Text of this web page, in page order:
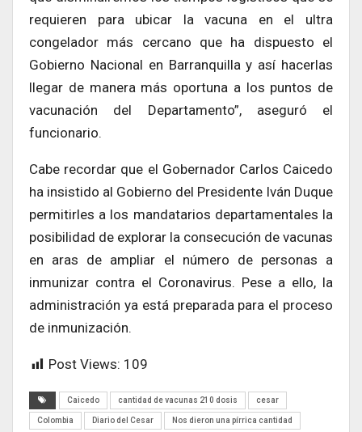
requieren para ubicar la vacuna en el ultra
congelador más cercano que ha dispuesto el
Gobierno Nacional en Barranquilla y así hacerlas
llegar de manera más oportuna a los puntos de
vacunación del Departamento”, aseguró el
funcionario.
Cabe recordar que el Gobernador Carlos Caicedo
ha insistido al Gobierno del Presidente Iván Duque
permitirles a los mandatarios departamentales la
posibilidad de explorar la consecución de vacunas
en aras de ampliar el número de personas a
inmunizar contra el Coronavirus. Pese a ello, la
administración ya está preparada para el proceso
de inmunización.
Post Views: 109
Caicedo cantidad de vacunas 210 dosis cesar
Colombia Diario del Cesar Nos dieron una pírrica cantidad